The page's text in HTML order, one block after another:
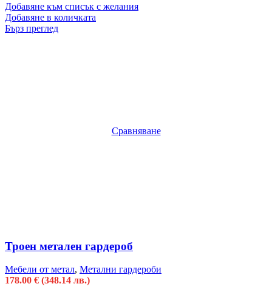
Добавяне към списък с желания
Добавяне в количката
Бърз преглед
Сравняване
Троен метален гардероб
Мебели от метал, Метални гардероби
178.00 € (348.14 лв.)